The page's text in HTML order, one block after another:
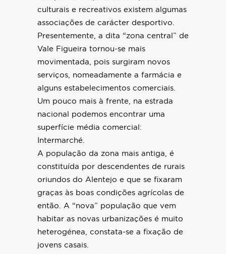
culturais e recreativos existem algumas
associações de carácter desportivo.
Presentemente, a dita “zona central” de
Vale Figueira tornou-se mais
movimentada, pois surgiram novos
serviços, nomeadamente a farmácia e
alguns estabelecimentos comerciais.
Um pouco mais à frente, na estrada
nacional podemos encontrar uma
superfície média comercial:
Intermarché.
A população da zona mais antiga, é
constituída por descendentes de rurais
oriundos do Alentejo e que se fixaram
graças às boas condições agrícolas de
então. A “nova” população que vem
habitar as novas urbanizações é muito
heterogénea, constata-se a fixação de
jovens casais.